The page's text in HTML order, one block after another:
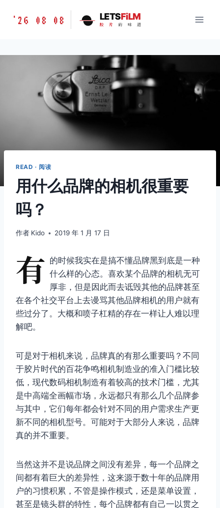
胶
味
LETSFILM
'26 08 08 LETSFiLM
胶 片 的 味 道
READ · 阅读
用什么品牌的相机很重要
吗？
作者 Kido 2019 年 1 月 17 日
有 的时候我实在是搞不懂品牌黑到底是一种
什么样的心态。喜欢某个品牌的相机无可
厚非，但是因此而去诋毁其他的品牌甚至
在各个社交平台上去谩骂其他品牌相机的用户就有
些过分了。大概和喷子杠精的存在一样让人难以理
解吧。
可是对于相机来说，品牌真的有那么重要吗？不同
于胶片时代的百花争鸣相机制造业的准入门槛比较
低，现代数码相机制造有着较高的技术门槛，尤其
是中高端全画幅市场，永远都只有那么几个品牌参
与其中，它们每年都会针对不同的用户需求生产更
新不同的相机型号。可能对于大部分人来说，品牌
真的并不重要。
当然这并不是说品牌之间没有差异，每一个品牌之
间都有着巨大的差异性，这来源于数十年的品牌用
户的习惯积累，不管是操作模式，还是菜单设置，
甚至是镜头群的特性，每个品牌都有自己一以贯之